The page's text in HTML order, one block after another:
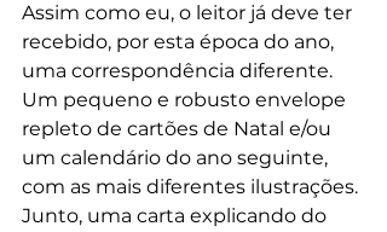
Assim como eu, o leitor já deve ter
recebido, por esta época do ano,
uma correspondência diferente.
Um pequeno e robusto envelope
repleto de cartões de Natal e/ou
um calendário do ano seguinte,
com as mais diferentes ilustrações.
Junto, uma carta explicando do